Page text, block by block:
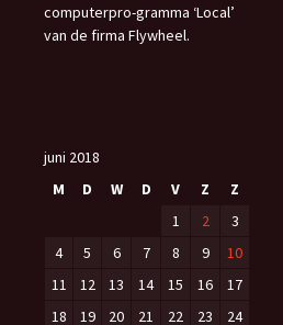
computerpro-gramma ‘Local’
van de firma Flywheel.
juni 2018
M
D W D V Z
Z
1
2
3
4
5 6 7 8 9
10
11
12 13 14 15 16
17
18
19 20 21 22 23 24